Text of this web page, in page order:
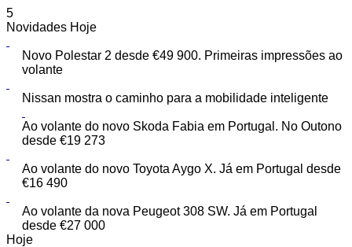
5
Novidades Hoje
Novo Polestar 2 desde €49 900. Primeiras impressões ao
volante
Nissan mostra o caminho para a mobilidade inteligente
Ao volante do novo Skoda Fabia em Portugal. No Outono
desde €19 273
Ao volante do novo Toyota Aygo X. Já em Portugal desde
€16 490
Ao volante da nova Peugeot 308 SW. Já em Portugal
desde €27 000
Hoje